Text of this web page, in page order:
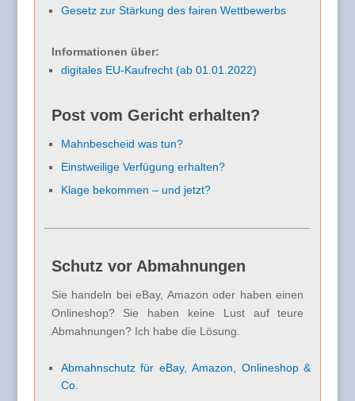
Gesetz zur Stärkung des fairen Wettbewerbs
Informationen über:
digitales EU-Kaufrecht (ab 01.01.2022)
Post vom Gericht erhalten?
Mahnbescheid was tun?
Einstweilige Verfügung erhalten?
Klage bekommen – und jetzt?
Schutz vor Abmahnungen
Sie handeln bei eBay, Amazon oder haben einen
Onlineshop? Sie haben keine Lust auf teure
Abmahnungen? Ich habe die Lösung.
Abmahnschutz für eBay, Amazon, Onlineshop &
Co.